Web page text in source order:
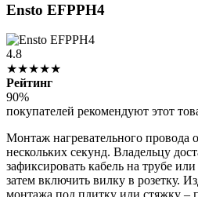
Ensto EFPPH4
4.8
★★★★★
Рейтинг
90%
покупателей рекомендуют этот
Монтаж нагревательного провода
нескольких секунд. Владельцу
зафиксировать кабель на трубе
затем включить вилку в розетку.